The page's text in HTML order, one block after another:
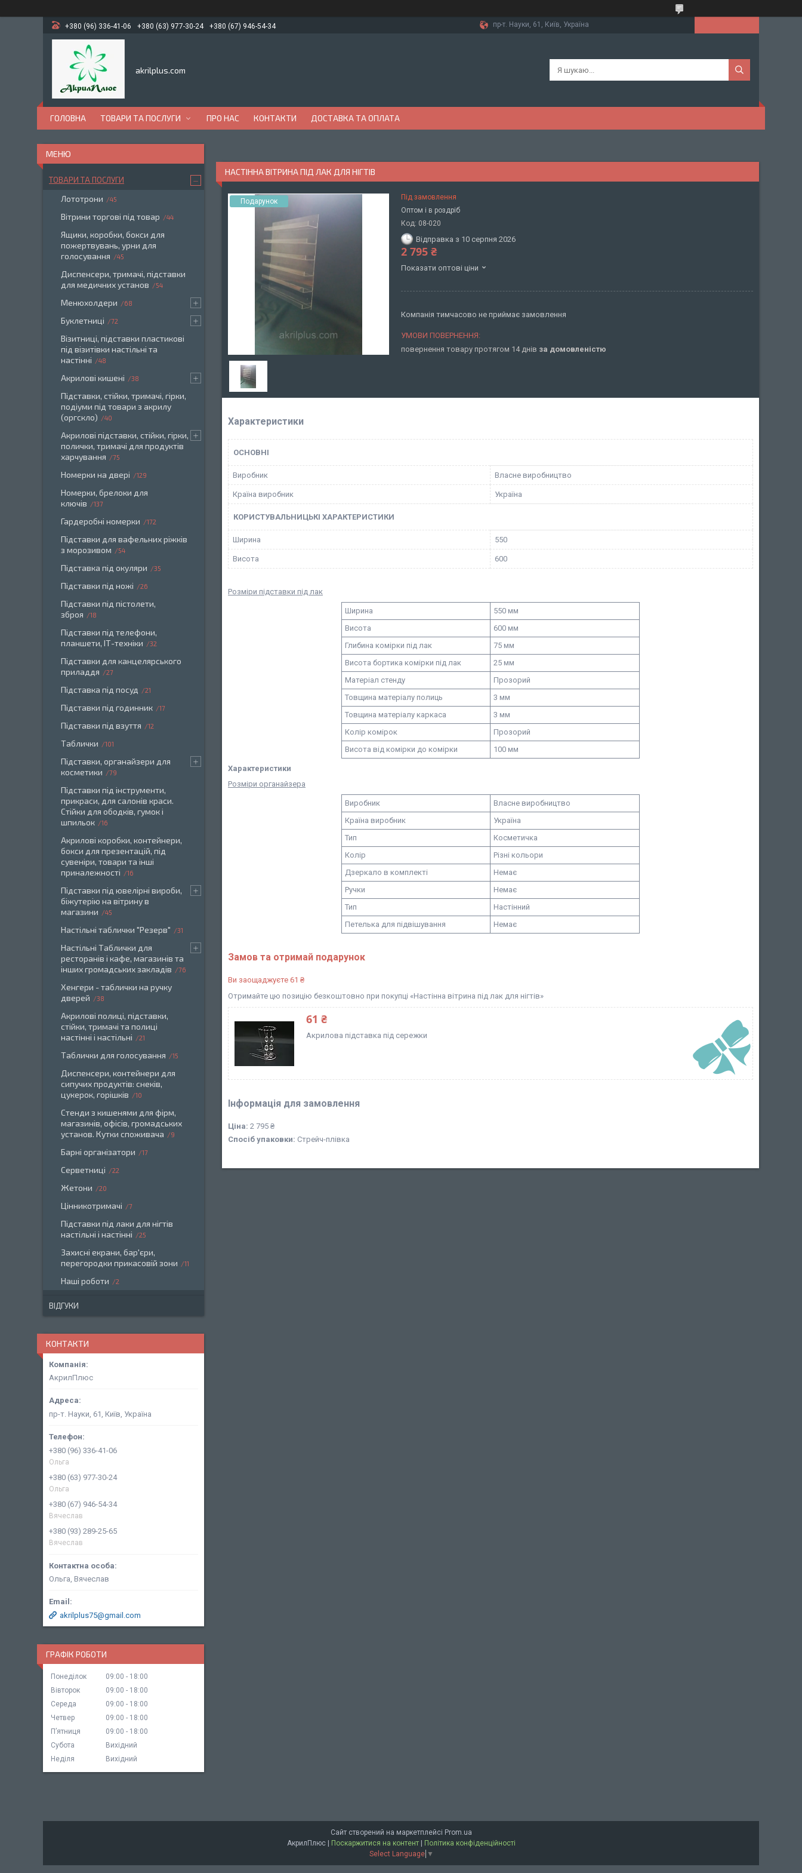
+380 (96) 336-41-06 +380 (63) 977-30-24 +380 (67) 946-54-34 пр-т. Науки, 61, Київ, Україна
akrilplus.com
ГОЛОВНА ТОВАРИ ТА ПОСЛУГИ ПРО НАС КОНТАКТИ ДОСТАВКА ТА ОПЛАТА
НАСТІННА ВІТРИНА ПІД ЛАК ДЛЯ НІГТІВ
Подарунок
Під замовлення
Оптом і в роздріб
Код: 08-020
Відправка з 10 серпня 2026
2 795 ₴
Показати оптові ціни
Компанія тимчасово не приймає замовлення
повернення товару протягом 14 днів за домовленістю
Характеристики
ОСНОВНІ
Виробник Власне виробництво
Країна виробник Україна
КОРИСТУВАЛЬНИЦЬКІ ХАРАКТЕРИСТИКИ
Ширина 550
Висота 600
Розміри підставки під лак
Ширина
550 мм
Висота
600 мм
Глибина комірки під лак
75 мм
Висота бортика комірки під лак
25 мм
Матеріал стенду
Прозорий
Товщина матеріалу полиць
3 мм
Товщина матеріалу каркаса
3 мм
Колір комірок
Прозорий
Висота від комірки до комірки
100 мм
Характеристики
Розміри органайзера
Виробник
Власне виробництво
Країна виробник
Україна
Тип
Косметичка
Колір
Різні кольори
Дзеркало в комплекті
Немає
Ручки
Немає
Тип
Настінний
Петелька для підвішування
Немає
Замов та отримай подарунок
Ви заощаджуєте 61 ₴
Отримайте цю позицію безкоштовно при покупці «Настінна вітрина під лак для нігтів»
61 ₴
Акрилова підставка під сережки
Інформація для замовлення
Ціна: 2 795 ₴
Спосіб упаковки: Стрейч-плівка
ТОВАРИ ТА ПОСЛУГИ
Лототрони 45
Вітрини торгові під товар 44
Ящики, коробки, бокси для
пожертвувань, урни для
голосування
45
Диспенсери, тримачі, підставки
для медичних установ
54
Менюхолдери 68
Буклетниці 72
Візитниці, підставки пластикові
під візитівки настільні та
настінні
48
Акрилові кишені 38
Підставки, стійки, тримачі, гірки,
подіуми під товари з акрилу
(оргскло)
40
Акрилові підставки, стійки, гірки,
полички, тримачі для продуктів
харчування
75
Номерки на двері 129
Номерки, брелоки для
ключів
137
Гардеробні номерки 172
Підставки для вафельних ріжків
з морозивом
54
Підставка під окуляри 35
Підставки під ножі 26
Підставки під пістолети,
зброя
18
Підставки під телефони,
планшети, ІТ-техніки
32
Підставки для канцелярського
приладдя
27
Підставка під посуд 21
Підставки під годинник 17
Підставки під взуття 12
Таблички 101
Підставки, органайзери для
косметики
79
Підставки під інструменти,
прикраси, для салонів краси.
Стійки для ободків, гумок і
шпильок
16
Акрилові коробки, контейнери,
бокси для презентацій, під
сувеніри, товари та інші
приналежності
16
Підставки під ювелірні вироби,
біжутерію на вітрину в
магазини
45
Настільні таблички "Резерв" 31
Настільні Таблички для
ресторанів і кафе, магазинів та
інших громадських закладів
76
Хенгери - таблички на ручку
дверей
38
Акрилові полиці, підставки,
стійки, тримачі та полиці
настінні і настільні
21
Таблички для голосування 15
Диспенсери, контейнери для
сипучих продуктів: снеків,
цукерок, горішків
10
Стенди з кишенями для фірм,
магазинів, офісів, громадських
установ. Кутки споживача
9
Барні організатори 17
Серветниці 22
Жетони 20
Цінникотримачі 7
Підставки під лаки для нігтів
настільні і настінні
25
Захисні екрани, бар'єри,
перегородки прикасовій зони
11
Наші роботи 2
ВІДГУКИ
КОНТАКТИ
АкрилПлюс
пр-т. Науки, 61, Київ, Україна
+380 (96) 336-41-06
Ольга
+380 (63) 977-30-24
Ольга
+380 (67) 946-54-34
Вячеслав
+380 (93) 289-25-65
Вячеслав
Ольга, Вячеслав
akrilplus75@gmail.com
ГРАФІК РОБОТИ
Понеділок 09:00
18:00
Вівторок
09:00
18:00
Середа
09:00
18:00
Четвер
09:00
18:00
Пʼятниця
09:00
18:00
Субота
Вихідний
Неділя
Вихідний
Сайт створений на маркетплейсі Prom.ua
АкрилПлюс | Поскаржитися на контент | Політика конфіденційності
Select Language ▼